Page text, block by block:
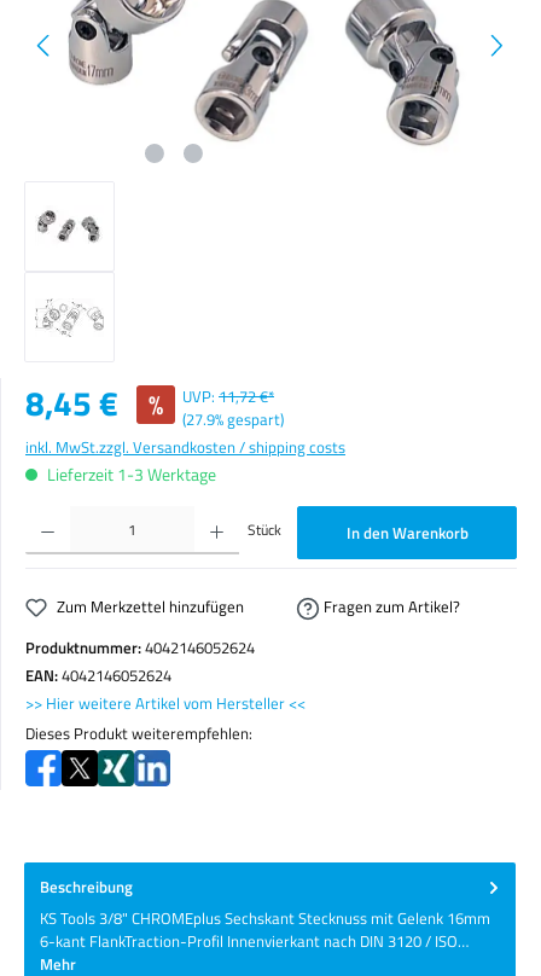
Verkaufspreis:
8,45 € % UVP: 11,72 €*
(27.9% gespart)
inkl. MwSt.zzgl. Versandkosten / shipping costs
Lieferzeit 1-3 Werktage
Produkt Anzahl: Gib den gewünschten Wert ein oder benutze die Schaltflächen um die Anzahl zu
Stück In den Warenkorb
Zum Merkzettel hinzufügen
Fragen zum Artikel?
Produktnummer:4042146052624
EAN:4042146052624
>> Hier weitere Artikel vom Hersteller <<
Dieses Produkt weiterempfehlen:
Beschreibung
KS Tools 3/8" CHROMEplus Sechskant Stecknuss mit Gelenk 16mm
6-kant FlankTraction-Profil Innenvierkant nach DIN 3120 / ISO…
Mehr